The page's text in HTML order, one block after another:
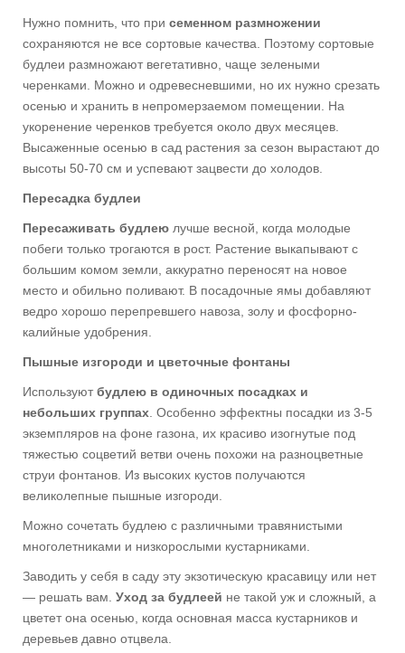
Нужно помнить, что при семенном размножении
сохраняются не все сортовые качества. Поэтому сортовые
будлеи размножают вегетативно, чаще зелеными
черенками. Можно и одревесневшими, но их нужно срезать
осенью и хранить в непромерзаемом помещении. На
укоренение черенков требуется около двух месяцев.
Высаженные осенью в сад растения за сезон вырастают до
высоты 50-70 см и успевают зацвести до холодов.
Пересадка будлеи
Пересаживать будлею лучше весной, когда молодые
побеги только трогаются в рост. Растение выкапывают с
большим комом земли, аккуратно переносят на новое
место и обильно поливают. В посадочные ямы добавляют
ведро хорошо перепревшего навоза, золу и фосфорно-
калийные удобрения.
Пышные изгороди и цветочные фонтаны
Используютбудлею в одиночных посадках и
небольших группах . Особенно эффектны посадки из 3-5
экземпляров на фоне газона, их красиво изогнутые под
тяжестью соцветий ветви очень похожи на разноцветные
струи фонтанов. Из высоких кустов получаются
великолепные пышные изгороди.
Можно сочетать будлею с различными травянистыми
многолетниками и низкорослыми кустарниками.
Заводить у себя в саду эту экзотическую красавицу или нет
— решать вам. Уход за будлеей не такой уж и сложный, а
цветет она осенью, когда основная масса кустарников и
деревьев давно отцвела.